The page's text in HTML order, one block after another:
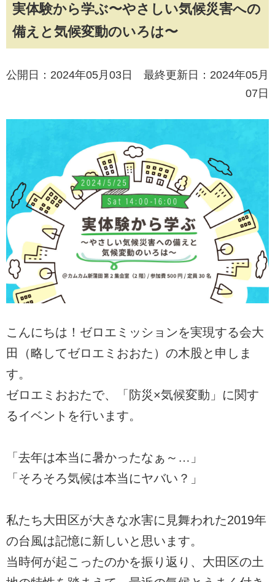
実体験から学ぶ〜やさしい気候災害への
備えと気候変動のいろは〜
公開日：2024年05月03日 最終更新日：2024年05月
07日
こんにちは！ゼロエミッションを実現する会大
田（略してゼロエミおおた）の木股と申しま
す。
ゼロエミおおたで、「防災×気候変動」に関す
るイベントを行います。
「去年は本当に暑かったなぁ～…」
「そろそろ気候は本当にヤバい？」
私たち大田区が大きな水害に見舞われた2019年
の台風は記憶に新しいと思います。
当時何が起こったのかを振り返り、大田区の土